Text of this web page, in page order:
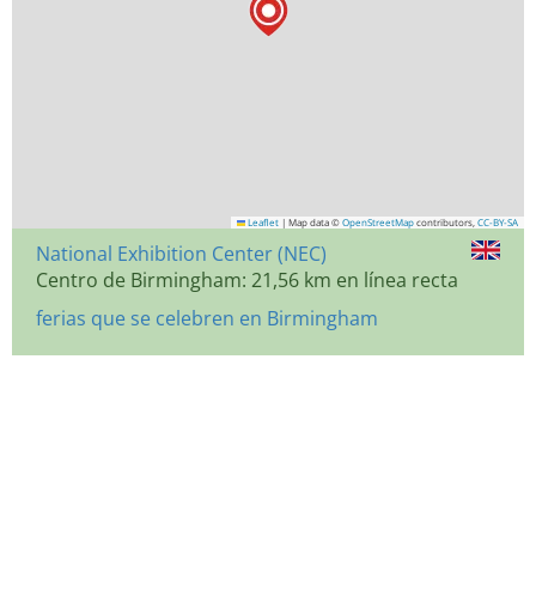
Leaflet | Map data © OpenStreetMap contributors, CC-BY-SA
National Exhibition Center (NEC)
Centro de Birmingham: 21,56 km en línea recta
ferias que se celebren en Birmingham